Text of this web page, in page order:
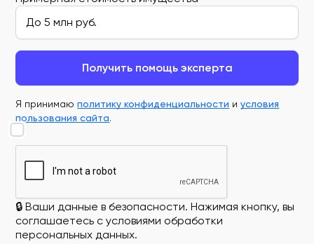
Получить помощь эксперта
Я принимаюполитику конфиденциальности иусловия
пользования сайта.
🔒 Ваши данные в безопасности. Нажимая кнопку, вы
соглашаетесь с условиями обработки
персональных данных.